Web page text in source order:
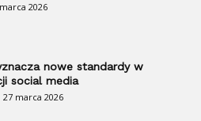
2026
nowe standardy w
social media
27 marca 2026